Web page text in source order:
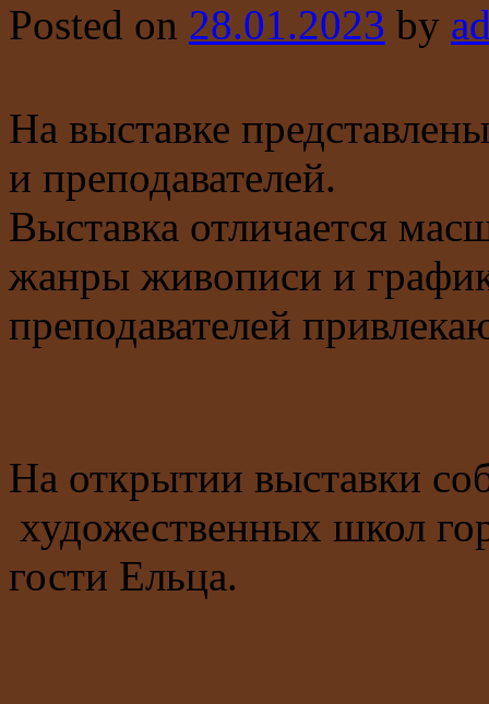
Posted on 28.01.2023 by
На выставке
и преподавателей.
Выставка отличается
жанры живописи и
преподавателей
На открытии выставки
художественных школ
гости Ельца.